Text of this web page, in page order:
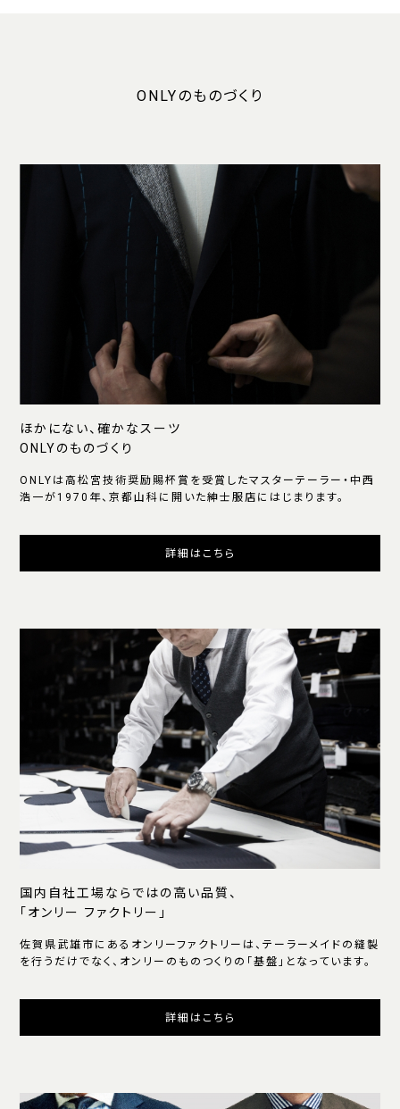
ONLYのものづくり
ほかにない、確かなスーツ
ONLYのものづくり
ONLYは高松宮技術奨励賜杯賞を受賞したマスターテーラー・中西
浩一が1970年、京都山科に開いた紳士服店にはじまります。
詳細はこちら
国内自社工場ならではの高い品質、
「オンリー ファクトリー」
佐賀県武雄市にあるオンリーファクトリーは、テーラーメイドの縫製
を行うだけでなく、オンリーのものつくりの「基盤」となっています。
詳細はこちら